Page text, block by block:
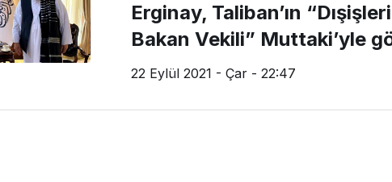
Erginay, Taliban’ın “Dışişleri
Bakan Vekili” Muttaki’yle
22 Eylül 2021 - Çar - 22:47